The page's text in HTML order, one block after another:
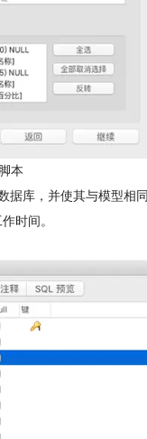
本
库，并使其与模型相
时间。